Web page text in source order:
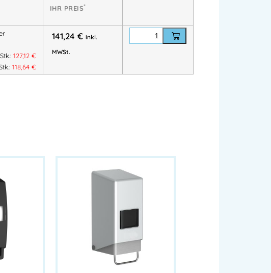
für fließfähige Handreiniger
mm
mm
/ Metalloptik
Werkstätten, Produktion, Sanitärräume
für fließfähige Handreiniger
IHR PREIS*
127,12€
118,64€
141,24 € inkl.
MWSt.